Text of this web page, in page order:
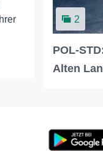
2
POL-
Alten